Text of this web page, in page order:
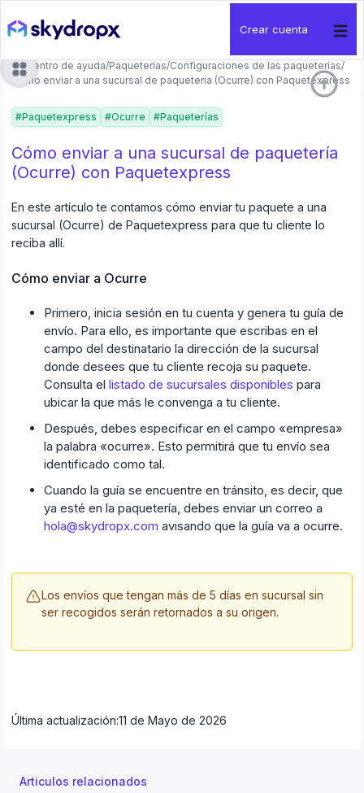
Crear cuenta
Centro de ayuda/Paqueterías/Configuraciones de las paqueterías/
Cómo enviar a una sucursal de paquetería (Ocurre) con Paquetexpress
#Paquetexpress #Ocurre #Paqueterías
Cómo enviar a una sucursal de paquetería
(Ocurre) con Paquetexpress
En este artículo te contamos cómo enviar tu paquete a una
sucursal (Ocurre) de Paquetexpress para que tu cliente lo
reciba allí.
Cómo enviar a Ocurre
Primero, inicia sesión en tu cuenta y genera tu guía de
envío. Para ello, es importante que escribas en el
campo del destinatario la dirección de la sucursal
donde desees que tu cliente recoja su paquete.
Consulta el listado de sucursales disponibles para
ubicar la que más le convenga a tu cliente.
Después, debes especificar en el campo «empresa»
la palabra «ocurre». Esto permitirá que tu envío sea
identificado como tal.
Cuando la guía se encuentre en tránsito, es decir, que
ya esté en la paquetería, debes enviar un correo a
hola@skydropx.com avisando que la guía va a ocurre.
Los envíos que tengan más de 5 días en sucursal sin
ser recogidos serán retornados a su origen.
Última actualización:11 de Mayo de 2026
Articulos relacionados
arrow_circle_up